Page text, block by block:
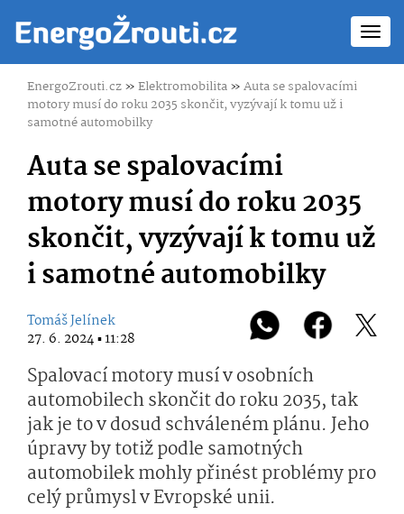
EnergoZrouti.cz»Elektromobilita»Auta se spalovacími
motory musí do roku 2035 skončit, vyzývají k tomu už i
samotné automobilky
Auta se spalovacími
motory musí do roku 2035
skončit, vyzývají k tomu už
i samotné automobilky
Tomáš Jelínek
27. 6. 2024 ▪ 11:28
Spalovací motory musí v osobních
automobilech skončit do roku 2035, tak
jak je to v dosud schváleném plánu. Jeho
úpravy by totiž podle samotných
automobilek mohly přinést problémy pro
celý průmysl v Evropské unii.